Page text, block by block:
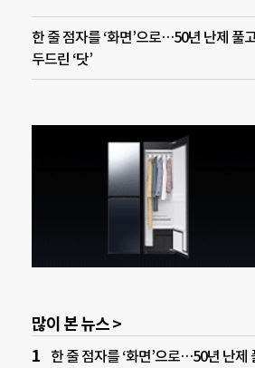
한 줄 점자를 ‘화면’으로…50년 난제 풀
두드린 ‘닷’
많이 본 뉴스 >
한 줄 점자를 ‘화면’으로…50년 난제